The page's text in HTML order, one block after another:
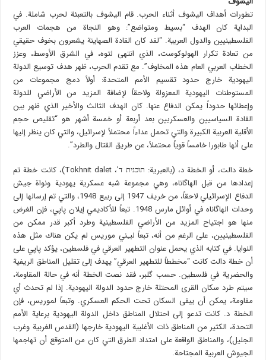
تطورات أهداف اليشوڤ أثناء الحرب. قام اليشوڤ بالتعبئة لحرب شاملة. في
البداية كان الهدف “بسيط ومتواضع”: وهو النجاة من هجمات العرب
الفلسطينيين والدول العربية. “لقد كان القادة الصهاينة يشعرون بخوف حقيقي
من تعادة تكرار الهولوكوست، الذي انتهى لتوه، في الشرق الأوسط، وعزز
الخطاب العربي العام هذه المخاوف”. مع تقدم الحرب، ظهر هدف توسيع الدولة
اليهودية خارج حدود تقسيم الأمم المتحدة: أولاً دمج مجموعات من
المستوطنات اليهودية المعزولة ولاحقاً لإضافة المزيد من الأراضي للدولة
وإعطائها حدوداً يمكن الدفاع عنها. كان الهدف الثالث والأخير الذي ظهر بين
القادة السياسيين والعسكريين بعد أربعة أو خمسة أشهر هو “تقليص حجم
الأقلية العربية الكبيرة والتي تحمل عداءاً محتملاً لإسرائيل، والتي كان ينظر إليها
على أنها طابورا خامساً قوياً محتملاً، عن طريق القتال والطرد”.
خطة دالت، أو الخطة د، (بالعبرية: תוכנית ד’، Tokhnit dalet)، كانت خطة تم
إعدادها من قبل الهاگاناه، وهي مجموعة شبه عسكرية يهودية ونواة جيش
الدفاع الإسرائيلي لاحقاً، من خريف 1947 إلى ربيع 1948، والتي تم إرسالها إلى
وحدات الهاگاناه في أوائل مارس 1948. تبعاً للأكاديمي إيلان پاپي، فإن الغرض
منها هو اجتياح المزيد من الأراضي الفلسطينية وطرد أكبر قدر ممكن من
الفلسطينيين، على الرغم من أنه، تبعاً لبـِني موريس لم يكن هناك مثل هذه
النوايا. في كتابه الذي يحمل عنوان التطهير العرقي في فلسطين، يؤكد پاپي على
أن خطة دالت كانت “مخططاً للتطهير العرقي” يهدف إلى تقليل المناطق الريفية
والحضرية في فلسطين. حسب گلبر، فقد نصت الخطة أنه في حالة المقاومة،
سيتم طرد سكان القرى المحتلة خارج حدود الدولة اليهودية. إذا لم تحدث أي
مقاومة، يمكن أن يبقى السكان تحت الحكم العسكري. وتبعاً لموريس، فإن
الخطة د. كانت تدعو إلى احتلال المناطق داخل الدولة اليهودية برعاية الأمم
التحدة، الكثير من المناطق ذات الأغلبية اليهودية خارجها (القدس الغربية وغرب
الجليل)، والمناطق الواقعة على امتداد الطرق التي كان من المتوقع أن تهاجمها
الجيوش العربية المجتاحة.